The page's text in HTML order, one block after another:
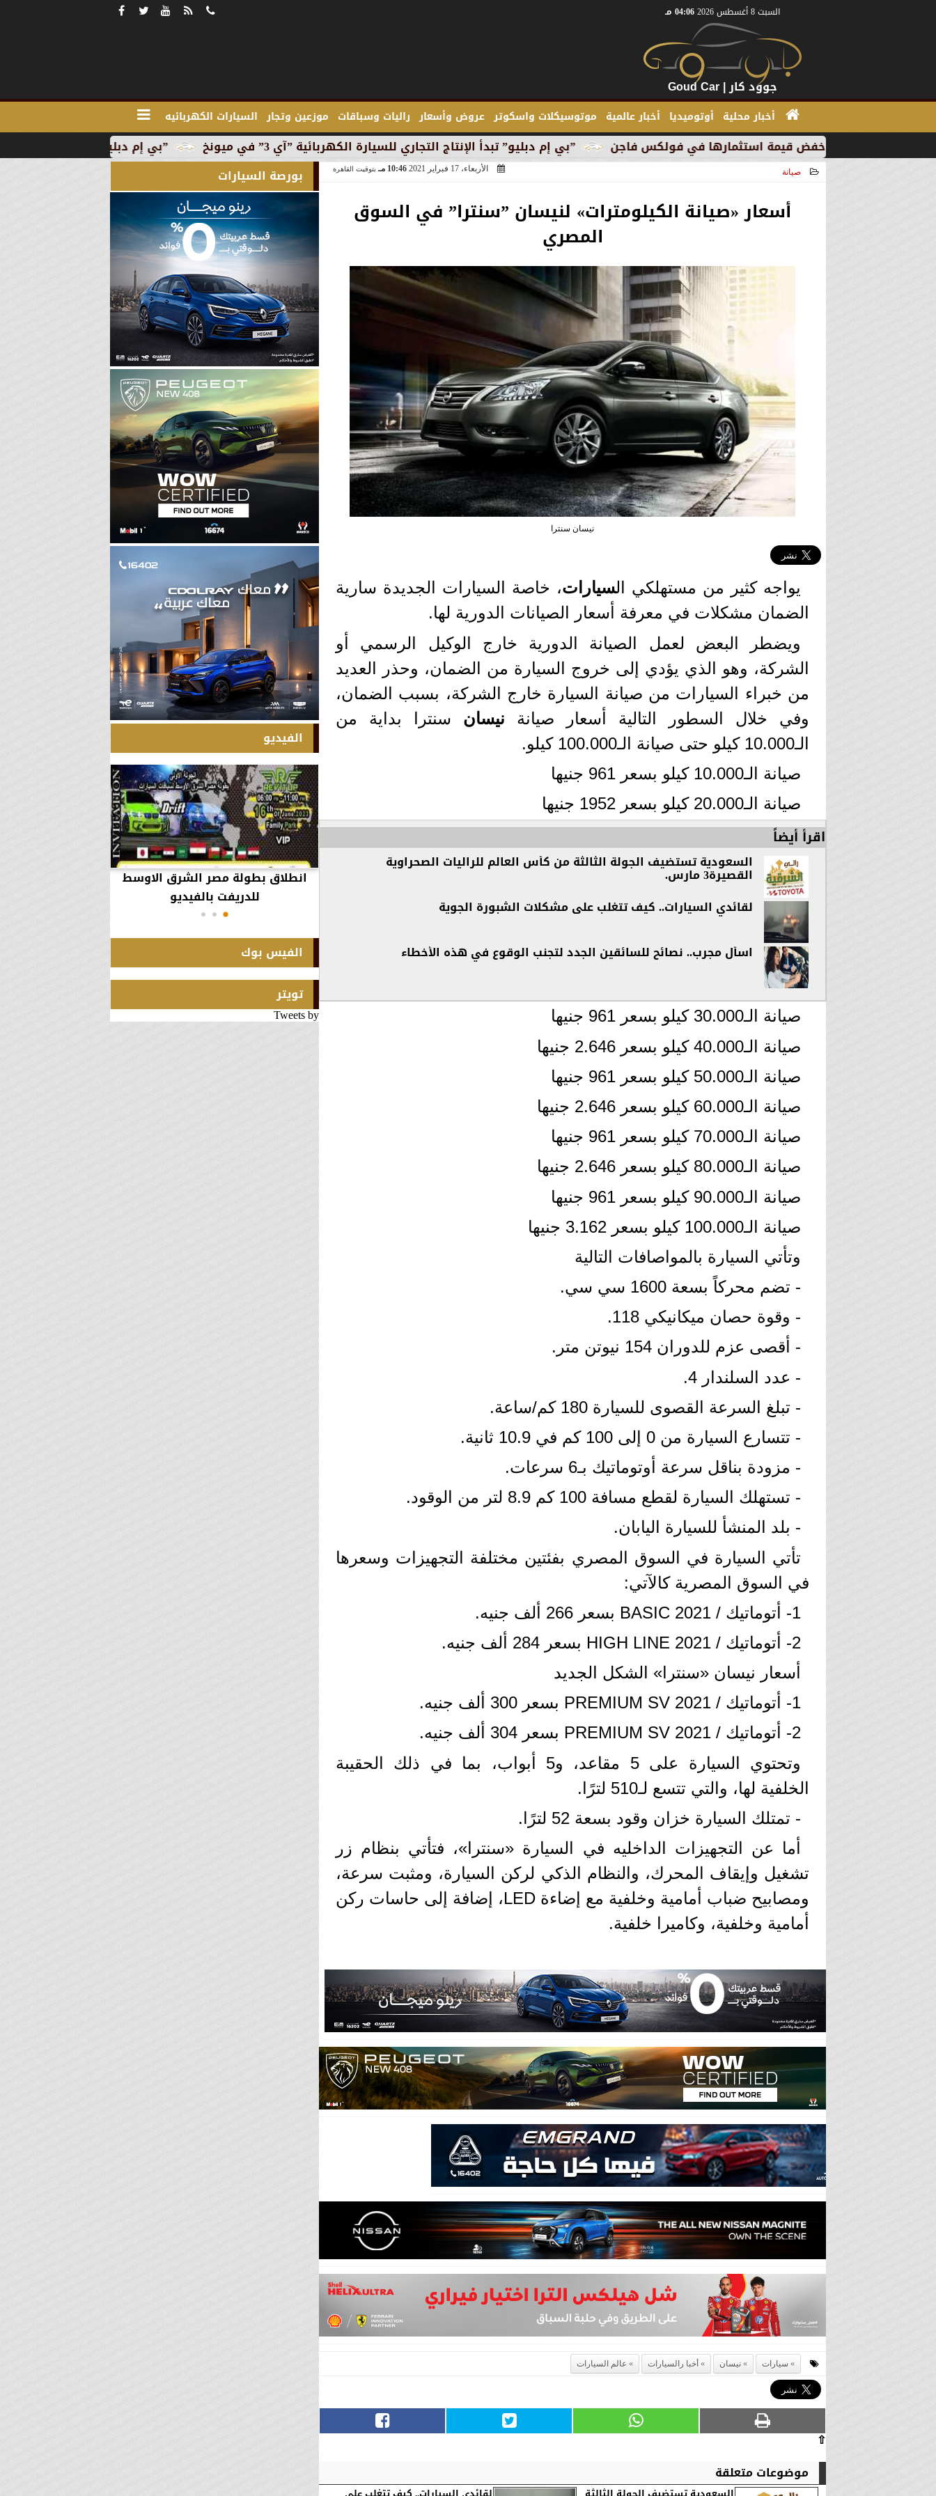
السبت 8 أغسطس 2026 04:06 مـ
جوود كار | Goud Car
أخبار محلية أوتوميديا أخبار عالمية موتوسيكلات واسكوتر عروض وأسعار راليات وسباقات موزعين وتجار السيارات الكهربائيه
”بي إم دبليو” تبدأ الإنتاج التجاري للسيارة ”بي إم دبليو” تبدأ الإنتاج التجاري للسيارة الكهربائية ”آي 3” في ميونخ بسبب خفض قيمة استثمارها في فولكس فاجن
صيانة الأربعاء، 17 فبراير 2021 10:46 مـ بتوقيت القاهرة
أسعار «صيانة الكيلومترات» لنيسان ”سنترا” في السوق
المصري
نيسان سنترا
يواجه كثير من مستهلكي السيارات، خاصة السيارات الجديدة سارية
الضمان مشكلات في معرفة أسعار الصيانات الدورية لها.
ويضطر البعض لعمل الصيانة الدورية خارج الوكيل الرسمي أو
الشركة، وهو الذي يؤدي إلى خروج السيارة من الضمان، وحذر العديد
من خبراء السيارات من صيانة السيارة خارج الشركة، بسبب الضمان،
وفي خلال السطور التالية أسعار صيانة نيسان سنترا بداية من
الـ10.000 كيلو حتى صيانة الـ100.000 كيلو.
صيانة الـ10.000 كيلو بسعر 961 جنيها
صيانة الـ20.000 كيلو بسعر 1952 جنيها
اقرأ أيضاً
السعودية تستضيف الجولة الثالثة من كأس العالم للراليات الصحراوية
القصيرة3 مارس.
لقائدي السيارات.. كيف تتغلب على مشكلات الشبورة الجوية
اسأل مجرب.. نصائح للسائقين الجدد لتجنب الوقوع في هذه الأخطاء
صيانة الـ30.000 كيلو بسعر 961 جنيها
صيانة الـ40.000 كيلو بسعر 2.646 جنيها
صيانة الـ50.000 كيلو بسعر 961 جنيها
صيانة الـ60.000 كيلو بسعر 2.646 جنيها
صيانة الـ70.000 كيلو بسعر 961 جنيها
صيانة الـ80.000 كيلو بسعر 2.646 جنيها
صيانة الـ90.000 كيلو بسعر 961 جنيها
صيانة الـ100.000 كيلو بسعر 3.162 جنيها
وتأتي السيارة بالمواصافات التالية
- تضم محركاً بسعة 1600 سي سي.
- وقوة حصان ميكانيكي 118.
- أقصى عزم للدوران 154 نيوتن متر.
- عدد السلندار 4.
- تبلغ السرعة القصوى للسيارة 180 كم/ساعة.
- تتسارع السيارة من 0 إلى 100 كم في 10.9 ثانية.
- مزودة بناقل سرعة أوتوماتيك بـ6 سرعات.
- تستهلك السيارة لقطع مسافة 100 كم 8.9 لتر من الوقود.
- بلد المنشأ للسيارة اليابان.
تأتي السيارة في السوق المصري بفئتين مختلفة التجهيزات وسعرها
في السوق المصرية كالآتي:
1- أتوماتيك / BASIC 2021 بسعر 266 ألف جنيه.
2- أتوماتيك / HIGH LINE 2021 بسعر 284 ألف جنيه.
أسعار نيسان «سنترا» الشكل الجديد
1- أتوماتيك / PREMIUM SV 2021 بسعر 300 ألف جنيه.
2- أتوماتيك / PREMIUM SV 2021 بسعر 304 ألف جنيه.
وتحتوي السيارة على 5 مقاعد، و5 أبواب، بما في ذلك الحقيبة
الخلفية لها، والتي تتسع لـ510 لترًا.
- تمتلك السيارة خزان وقود بسعة 52 لترًا.
أما عن التجهيزات الداخليه في السيارة «سنترا»، فتأتي بنظام زر
تشغيل وإيقاف المحرك، والنظام الذكي لركن السيارة، ومثبت سرعة،
ومصابيح ضباب أمامية وخلفية مع إضاءة LED، إضافة إلى حاسات ركن
أمامية وخلفية، وكاميرا خلفية.
سيارات نيسان أخبا رالسيارات عالم السيارات
⇧
موضوعات متعلقة
بورصة السيارات
الفيديو
السويد بعد تحركها لثوانٍ معدودة.
انطلاق بطولة مصر الشرق الاوسط
للدريفت بالفيديو
الفيس بوك
تويتر
Tweets by